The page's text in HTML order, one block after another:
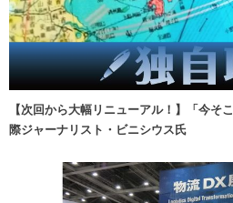
【次回から大幅リニューアル！】「今
際ジャーナリスト・ビニシウス氏